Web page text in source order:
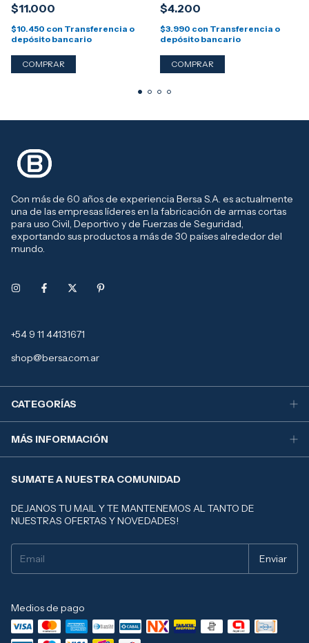
$11.000
$10.450 con Transferencia o
depósito bancario
$4.200
$3.990 con Transferencia o
depósito bancario
Con más de 60 años de experiencia Bersa S.A. es actualmente
una de las empresas líderes en la fabricación de armas cortas
para uso Civil, Deportivo y de Fuerzas de Seguridad,
exportando sus productos a más de 30 países alrededor del
mundo.
+54 9 11 44131671
shop@bersa.com.ar
CATEGORÍAS
MÁS INFORMACIÓN
SUMATE A NUESTRA COMUNIDAD
DEJANOS TU MAIL Y TE MANTENEMOS AL TANTO DE
NUESTRAS OFERTAS Y NOVEDADES!
Medios de pago